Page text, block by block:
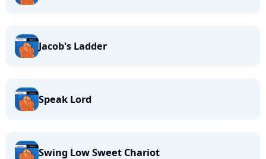
Jacob's Ladder
Speak Lord
Swing Low Sweet Chariot